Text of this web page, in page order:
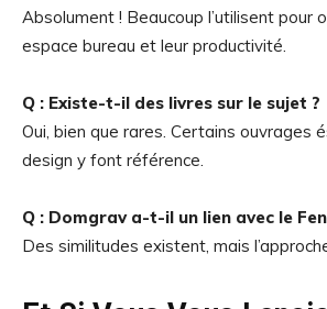
Absolument ! Beaucoup l’utilisent pour
espace bureau et leur productivité.
Q : Existe-t-il des livres sur le sujet ?
Oui, bien que rares. Certains ouvrages
design y font référence.
Q : Domgrav a-t-il un lien avec le
Des similitudes existent, mais